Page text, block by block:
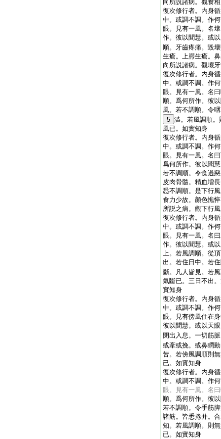
向所説諸病。觀食
復次修行者。内身
中。或調不調。作
眼。見有一風。名
作。彼以聞慧。或
順。牙齒疼痛。毀
生瘡。上腭生瘡。
向所説諸病。觀壞
復次修行者。内身
中。或調不調。作
眼。見有一風。名
順。爲何所作。彼
風。若不調順。令
5 澁。若風調順
風已。如實知身
復次修行者。内身
中。或調不調。作
眼。見有一風。名
爲何所作。彼以聞
若不調順。令食過
皮肉骨髓。精血増
悉不調順。是下行
食力少故。顏色憔
所説之病。觀下行
復次修行者。内身
中。或調不調。作
眼。見有一風。名
作。彼以聞慧。或
上。若風調順。從
出。若住日中。若
斷。凡人皆見。若
氣斷已。三日不出
實知身
復次修行者。内身
中。或調不調。作
眼。見有傍風住在
彼以聞慧。或以天
閉出入息。一切筋
或牽或挽。或鼻瞤
苦。若傍風調順則
已。如實知身
復次修行者。内身
中。或調不調。作
眼。見有一風。名
順。爲何所作。彼
若不調順。令手筋
諸筋。皆悉捲并。
知。若風調順。則
已。如實知身